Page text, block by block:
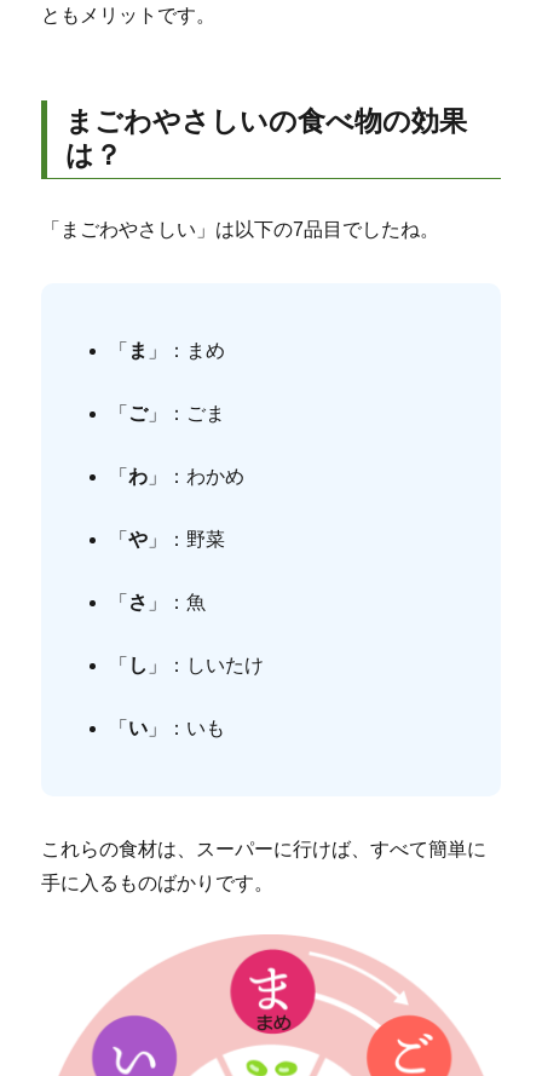
ともメリットです。
まごわやさしいの食べ物の効果
は？
「まごわやさしい」は以下の7品目でしたね。
「 ま 」：まめ
「 ご」：ごま
「わ 」：わかめ
「や 」：野菜
「 さ 」：魚
「 し 」：しいたけ
「 い 」：いも
これらの食材は、スーパーに行けば、すべて簡単に
手に入るものばかりです。